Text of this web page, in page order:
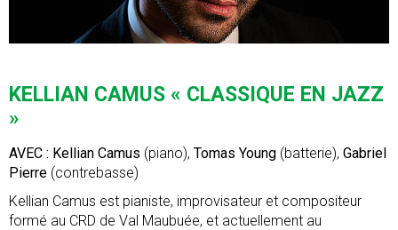
KELLIAN CAMUS « CLASSIQUE EN JAZZ
»
AVEC : Kellian Camus (piano), Tomas Young (batterie), Gabriel
Pierre (contrebasse)
Kellian Camus est pianiste, improvisateur et compositeur
formé au CRD de Val Maubuée, et actuellement au